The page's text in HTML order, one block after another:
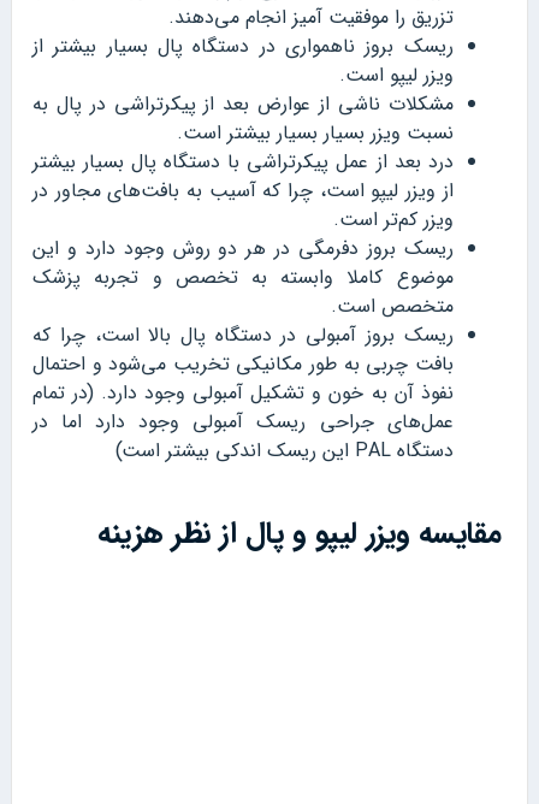
تزریق را موفقیت آمیز انجام می‌دهند.
ریسک بروز ناهمواری در دستگاه پال بسیار بیشتر از
ویزر لیپو است.
مشکلات ناشی از عوارض بعد از پیکرتراشی در پال به
نسبت ویزر بسیار بسیار بیشتر است.
درد بعد از عمل پیکرتراشی با دستگاه پال بسیار بیشتر
از ویزر لیپو است، چرا که آسیب به بافت‌های مجاور در
ویزر کم‌تر است.
ریسک بروز دفرمگی در هر دو روش وجود دارد و این
موضوع کاملا وابسته به تخصص و تجربه پزشک
متخصص است.
ریسک بروز آمبولی در دستگاه پال بالا است، چرا که
بافت چربی به طور مکانیکی تخریب می‌شود و احتمال
نفوذ آن به خون و تشکیل آمبولی وجود دارد. (در تمام
عمل‌های جراحی ریسک آمبولی وجود دارد اما در
دستگاه PAL این ریسک اندکی بیشتر است)
مقایسه ویزر لیپو و پال از نظر هزینه